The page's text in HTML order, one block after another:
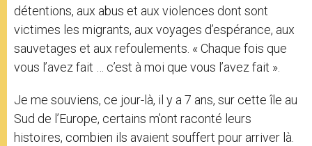
détentions, aux abus et aux violences dont sont
victimes les migrants, aux voyages d’espérance, aux
sauvetages et aux refoulements. « Chaque fois que
vous l’avez fait … c’est à moi que vous l’avez fait ».
Je me souviens, ce jour-là, il y a 7 ans, sur cette île au
Sud de l’Europe, certains m’ont raconté leurs
histoires, combien ils avaient souffert pour arriver là.